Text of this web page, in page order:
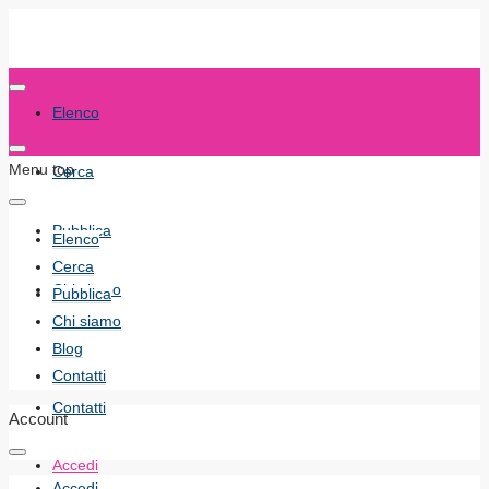
Elenco
Cerca
Pubblica
Chi siamo
Blog
Contatti
Accedi
Menu top
Elenco
Cerca
Pubblica
Chi siamo
Blog
Contatti
Account